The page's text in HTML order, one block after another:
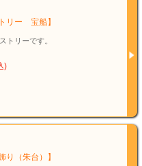
リー 宝船】
トリーです。
)
り（朱台）】